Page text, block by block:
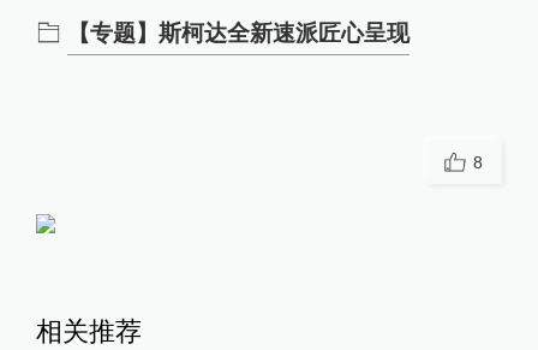
【专题】斯柯达全新速派匠心呈现
8
相关推荐